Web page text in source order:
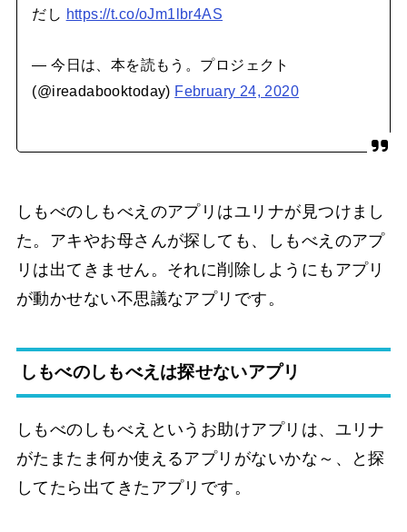
だし https://t.co/oJm1lbr4AS
— 今日は、本を読もう。プロジェクト
(@ireadabooktoday) February 24, 2020
しもべのしもべえのアプリはユリナが見つけまし
た。アキやお母さんが探しても、しもべえのアプ
リは出てきません。それに削除しようにもアプリ
が動かせない不思議なアプリです。
しもべのしもべえは探せないアプリ
しもべのしもべえというお助けアプリは、ユリナ
がたまたま何か使えるアプリがないかな～、と探
してたら出てきたアプリです。